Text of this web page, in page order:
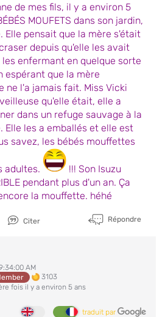
de mes fils, il y a environ 5
MOUFETS dans son jardin,
Elle pensait que la mère s'était
depuis qu'elle les avait
enfermant en quelque sorte
espérant que la mère
ne l'a jamais fait. Miss Vicki
qu'elle était, elle a
dans un refuge sauvage à la
Elle les a emballés et elle est
savez, les bébés mouffettes
adultes.
!!! Son Isuzu
pendant plus d'un an. Ça
la mouffette. héhé
Citer Répondre
AM
3103
fois il y a environ 5 ans
traduit par